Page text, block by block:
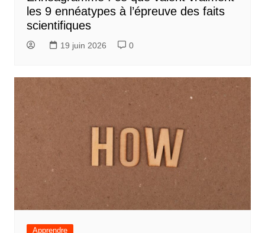
les 9 ennéatypes à l’épreuve des faits
scientifiques
19 juin 2026 0
Apprendre